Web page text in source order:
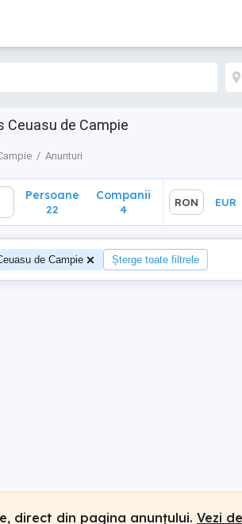
de Campie
Anunturi
Persoane
22
Companii
4
RON EUR
de Campie Șterge toate filtrele
direct din pagina anunțului. Vezi